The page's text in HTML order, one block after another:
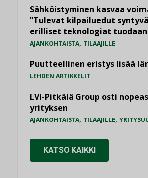
Sähköistyminen kasvaa
”Tulevat kilpailuedut
erilliset teknologiat tuodaan
AJANKOHTAISTA, TILAAJILLE
Puutteellinen eristys lisää
LEHDEN ARTIKKELIT
LVI-Pitkälä Group osti
yrityksen
AJANKOHTAISTA, TILAAJILLE,
KATSO KAIKKI